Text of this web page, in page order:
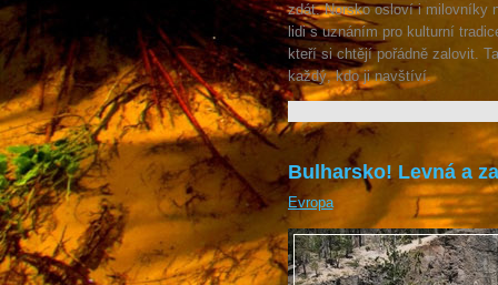
zdát. Norsko osloví i milovníky
lidi s uznáním pro kulturní
kteří si chtějí pořádně zalovit.
každý, kdo ji navštíví.
Bulharsko! Levná a
Evropa